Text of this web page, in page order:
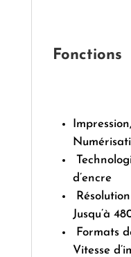
Fonctions
d’encre
Jusqu’à
Formats
Vitesse